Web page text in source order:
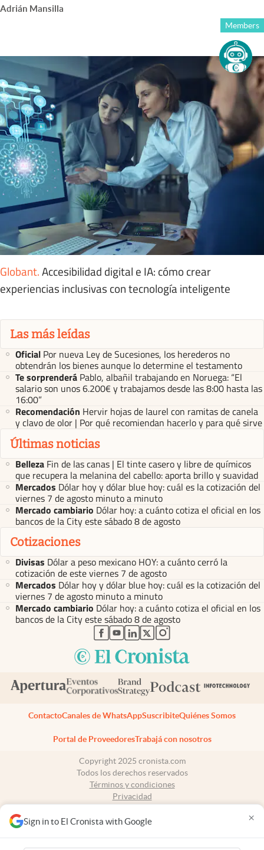
Sign in to El Cronista with Google ×
Adrián Mansilla
Members
Globant.Accesibilidad digital e IA: cómo crear
experiencias inclusivas con tecnología inteligente
Las más leídas
Oficial Por nueva Ley de Sucesiones, los herederos no
obtendrán los bienes aunque lo determine el testamento
Te sorprenderá Pablo, albañil trabajando en Noruega: “El
salario son unos 6.200€ y trabajamos desde las 8:00 hasta las
16:00”
Recomendación Hervir hojas de laurel con ramitas de canela
y clavo de olor | Por qué recomiendan hacerlo y para qué sirve
Últimas noticias
Belleza Fin de las canas | El tinte casero y libre de químicos
que recupera la melanina del cabello: aporta brillo y suavidad
Mercados Dólar hoy y dólar blue hoy: cuál es la cotización del
viernes 7 de agosto minuto a minuto
Mercado cambiario Dólar hoy: a cuánto cotiza el oficial en los
bancos de la City este sábado 8 de agosto
Cotizaciones
Divisas Dólar a peso mexicano HOY: a cuánto cerró la
cotización de este viernes 7 de agosto
Mercados Dólar hoy y dólar blue hoy: cuál es la cotización del
viernes 7 de agosto minuto a minuto
Mercado cambiario Dólar hoy: a cuánto cotiza el oficial en los
bancos de la City este sábado 8 de agosto
abre en nueva pestaña
abre en nueva pestaña
abre en nueva pestaña
abre en nueva pestaña
abre en nueva pestaña
ContactoCanales de WhatsAppSuscribiteQuiénes Somos
Portal de ProveedoresTrabajá con nosotros
Copyright 2025 cronista.com
Todos los derechos reservados
Términos y condiciones
Privacidad
Tel: +54 11 7078-3270